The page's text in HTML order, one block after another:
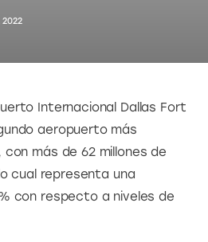
2022
Internacional Dallas Fort
aeropuerto más
más de 62 millones de
cual representa una
con respecto a niveles de